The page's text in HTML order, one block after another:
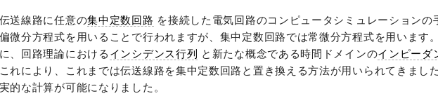
送線路に任意の集中定数回路 を接続した電気回路のコンピュータシミュレーションの
微分方程式を用いることで行われますが、集中定数回路では常微分方程式を用います
、回路理論における インシデンス行列 と新たな概念である時間ドメインのインピーダ
れにより、これまでは伝送線路を集中定数回路と置き換える方法が用いられてきまし
的な計算が可能になりました。